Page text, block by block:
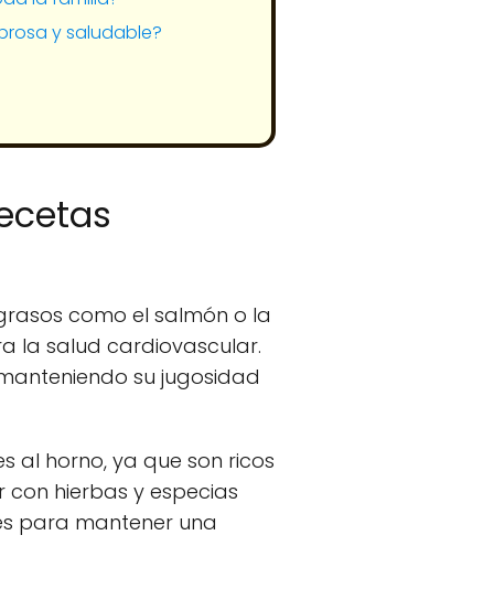
y saludable?
como el salmón o la
la salud cardiovascular.
su jugosidad
al horno, ya que son ricos
con hierbas y especias
para mantener una